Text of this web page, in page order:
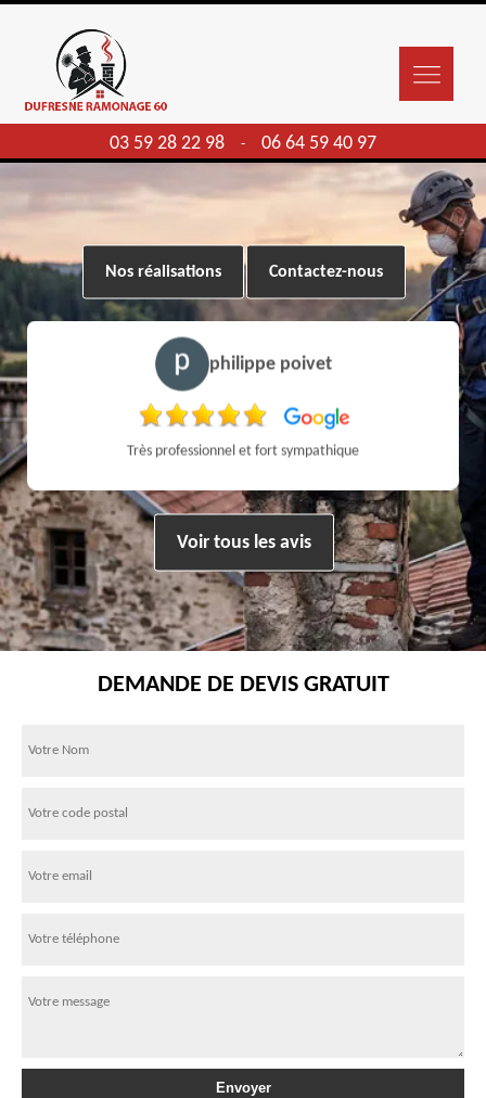
03 59 28 22 98 - 06 64 59 40 97
Nos réalisations Contactez-nous
philippe poivet
Très professionnel et fort sympathique
Voir tous les avis
DEMANDE DE DEVIS GRATUIT